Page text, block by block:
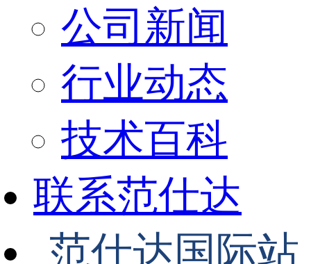
公司新闻
行业动态
技术百科
联系范仕达
范仕达国际站